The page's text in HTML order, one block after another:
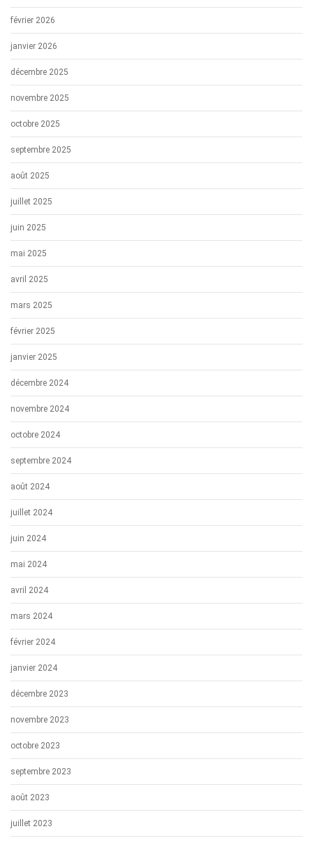
février 2026
janvier 2026
décembre 2025
novembre 2025
octobre 2025
septembre 2025
août 2025
juillet 2025
juin 2025
mai 2025
avril 2025
mars 2025
février 2025
janvier 2025
décembre 2024
novembre 2024
octobre 2024
septembre 2024
août 2024
juillet 2024
juin 2024
mai 2024
avril 2024
mars 2024
février 2024
janvier 2024
décembre 2023
novembre 2023
octobre 2023
septembre 2023
août 2023
juillet 2023